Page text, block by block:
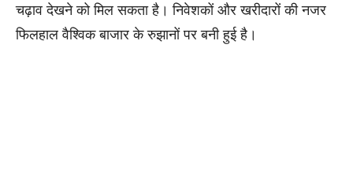
चढ़ाव देखने को मिल सकता है। निवेशकों और खरीदारों की नजर
फिलहाल वैश्विक बाजार के रुझानों पर बनी हुई है।